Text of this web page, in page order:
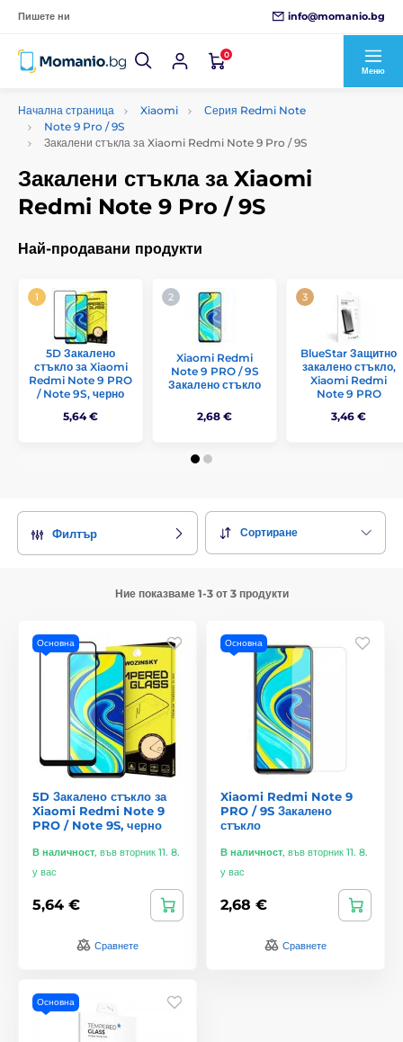
Пишете ни info@momanio.bg
0
Меню
Начална страница Xiaomi
Серия Redmi Note
Note 9 Pro / 9S
Закалени стъкла за Xiaomi Redmi Note 9 Pro / 9S
Закалени стъкла за Xiaomi
Redmi Note 9 Pro / 9S
Най-продавани продукти
5D Закалено
стъкло за Xiaomi
Redmi Note 9 PRO
/ Note 9S, черно
5,64 €
Xiaomi Redmi
Note 9 PRO / 9S
Закалено стъкло
2,68 €
BlueStar Защитно
закалено стъкло,
Xiaomi Redmi
Note 9 PRO
3,46 €
Филтър Сортиране
Ние показваме 1-3 от 3 продукти
Основна
5D Закалено стъкло за
Xiaomi Redmi Note 9
PRO / Note 9S, черно
В наличност, във вторник 11. 8.
у вас
5,64 €
Сравнете
Основна
Xiaomi Redmi Note 9
PRO / 9S Закалено
стъкло
В наличност, във вторник 11. 8.
у вас
2,68 €
Сравнете
Основна